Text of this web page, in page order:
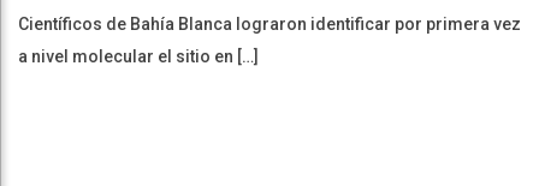
Científicos de Bahía Blanca lograron identificar por primera vez
a nivel molecular el sitio en […]